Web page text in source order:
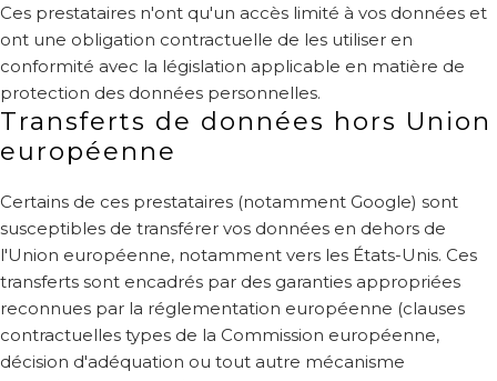
Ces prestataires n'ont qu'un accès limité à vos données et
ont une obligation contractuelle de les utiliser en
conformité avec la législation applicable en matière de
protection des données personnelles.
Transferts de données hors Union
européenne
Certains de ces prestataires (notamment Google) sont
susceptibles de transférer vos données en dehors de
l'Union européenne, notamment vers les États-Unis. Ces
transferts sont encadrés par des garanties appropriées
reconnues par la réglementation européenne (clauses
contractuelles types de la Commission européenne,
décision d'adéquation ou tout autre mécanisme